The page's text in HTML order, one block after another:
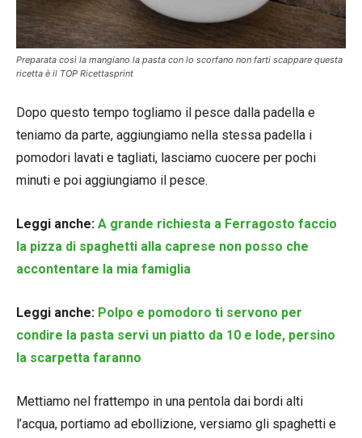
Preparata così la mangiano la pasta con lo scorfano non farti scappare questa
ricetta è il TOP Ricettasprint
Dopo questo tempo togliamo il pesce dalla padella e
teniamo da parte, aggiungiamo nella stessa padella i
pomodori lavati e tagliati, lasciamo cuocere per pochi
minuti e poi aggiungiamo il pesce.
Leggi anche: A grande richiesta a Ferragosto faccio
la pizza di spaghetti alla caprese non posso che
accontentare la mia famiglia
Leggi anche: Polpo e pomodoro ti servono per
condire la pasta servi un piatto da 10 e lode, persino
la scarpetta faranno
Mettiamo nel frattempo in una pentola dai bordi alti
l’acqua, portiamo ad ebollizione, versiamo gli spaghetti e